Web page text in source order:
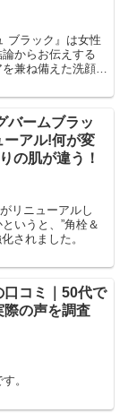
ブラック』は女性
からお伝えする
兼ね備えた洗顔料
バームブラッ
ーアル!何が変
の肌が違う！
リニューアルし
いうと、”角栓＆
されました。
口コミ｜50代で
際の声を調査
。